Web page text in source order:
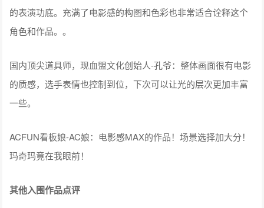
的表演功底。充满了电影感的构图和色彩也非常适合诠释这个
角色和作品。。
国内顶尖道具师，现血盟文化创始人-孔爷：整体画面很有电影
的质感，选手表情也控制到位，下次可以让光的层次更加丰富
一些。
ACFUN看板娘-AC娘：电影感MAX的作品！场景选择加大分！
玛奇玛竟在我眼前！
其他入围作品点评